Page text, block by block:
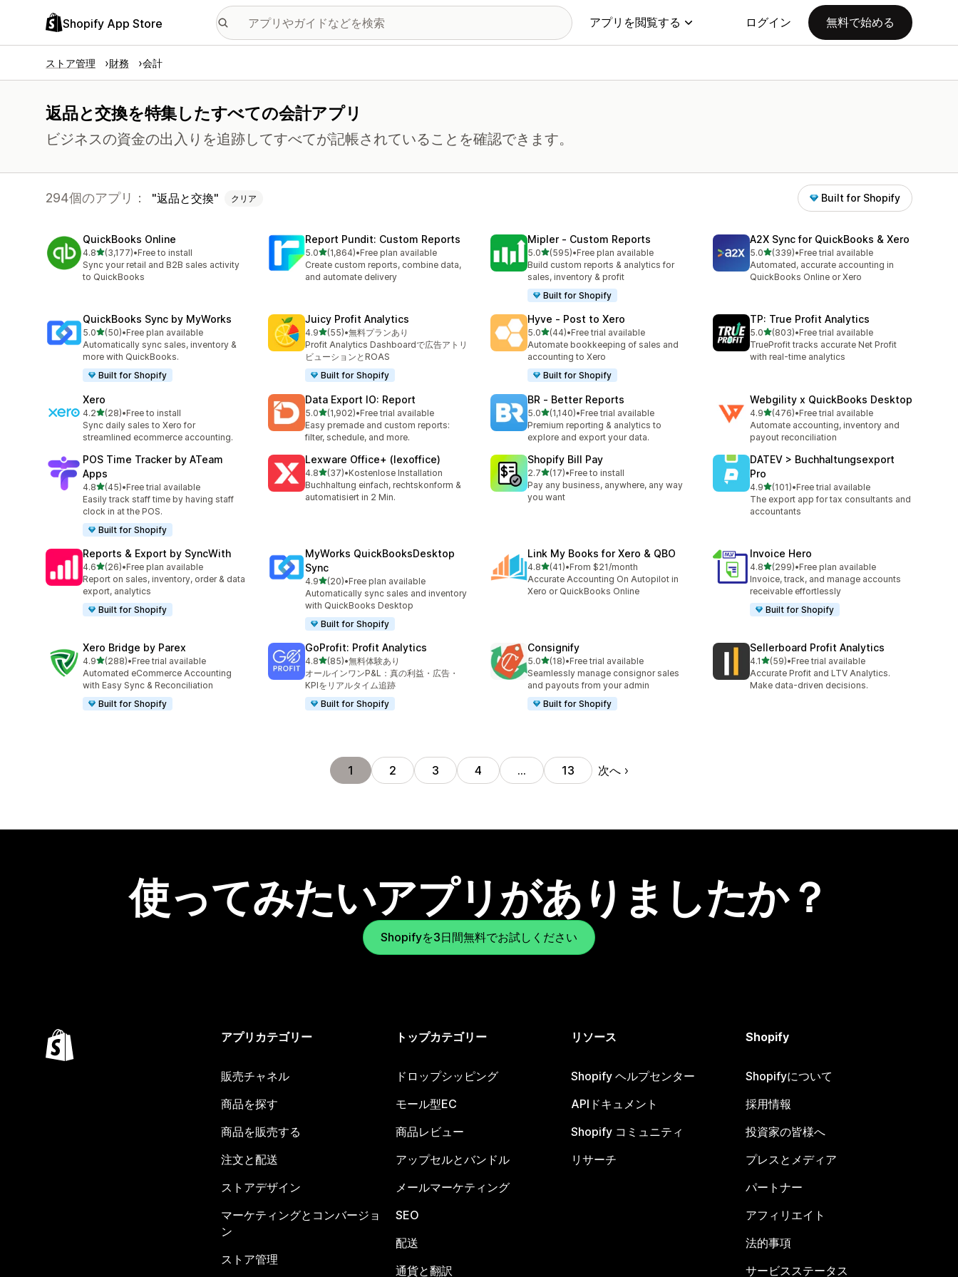
Shopify App Store アプリを閲覧する ログイン 無料で始める
ストア管理 財務 会計
返品と交換を特集したすべての会計アプリ
ビジネスの資金の出入りを追跡してすべてが記帳されていることを確認できます。
294個のアプリ： 返品と交換 クリア Built for Shopify
QuickBooks Online
4.85つ星中
(3,177)
合計レビュー数：3177件
•Free to install
Sync your retail and B2B sales activity
to QuickBooks
Report Pundit: Custom Reports
5.05つ星中
(1,864)
合計レビュー数：1864件
•Free plan available
Create custom reports, combine data,
and automate delivery
Mipler ‑ Custom Reports
5.05つ星中
(595)
合計レビュー数：595件
•Free plan available
Build custom reports & analytics for
sales, inventory & profit
Built for Shopify
A2X Sync for QuickBooks & Xero
5.05つ星中
(339)
合計レビュー数：339件
•Free trial available
Automated, accurate accounting in
QuickBooks Online or Xero
QuickBooks Sync by MyWorks
5.05つ星中
(50)
合計レビュー数：50件
•Free plan available
Automatically sync sales, inventory &
more with QuickBooks.
Built for Shopify
Juicy Profit Analytics
4.95つ星中
(55)
合計レビュー数：55件
•無料プランあり
Profit Analytics Dashboardで広告アトリ
ビューションとROAS
Built for Shopify
Hyve ‑ Post to Xero
5.05つ星中
(44)
合計レビュー数：44件
•Free trial available
Automate bookkeeping of sales and
accounting to Xero
Built for Shopify
TP: True Profit Analytics
5.05つ星中
(803)
合計レビュー数：803件
•Free trial available
TrueProfit tracks accurate Net Profit
with real-time analytics
Xero
4.25つ星中
(28)
合計レビュー数：28件
•Free to install
Sync daily sales to Xero for
streamlined ecommerce accounting.
Data Export IO: Report
5.05つ星中
(1,902)
合計レビュー数：1902件
•Free trial available
Easy premade and custom reports:
filter, schedule, and more.
BR ‑ Better Reports
5.05つ星中
(1,140)
合計レビュー数：1140件
•Free trial available
Premium reporting & analytics to
explore and export your data.
Webgility x QuickBooks Desktop
4.95つ星中
(476)
合計レビュー数：476件
•Free trial available
Automate accounting, inventory and
payout reconciliation
POS Time Tracker by ATeam
Apps
4.85つ星中
(45)
合計レビュー数：45件
•Free trial available
Easily track staff time by having staff
clock in at the POS.
Built for Shopify
Lexware Office+ (lexoffice)
4.85つ星中
(37)
合計レビュー数：37件
•Kostenlose Installation
Buchhaltung einfach, rechtskonform &
automatisiert in 2 Min.
Shopify Bill Pay
2.75つ星中
(17)
合計レビュー数：17件
•Free to install
Pay any business, anywhere, any way
you want
DATEV > Buchhaltungsexport
Pro
4.95つ星中
(101)
合計レビュー数：101件
•Free trial available
The export app for tax consultants and
accountants
Reports & Export by SyncWith
4.65つ星中
(26)
合計レビュー数：26件
•Free plan available
Report on sales, inventory, order & data
export, analytics
Built for Shopify
MyWorks QuickBooksDesktop
Sync
4.95つ星中
(20)
合計レビュー数：20件
•Free plan available
Automatically sync sales and inventory
with QuickBooks Desktop
Built for Shopify
Link My Books for Xero & QBO
4.85つ星中
(41)
合計レビュー数：41件
•From $21/month
Accurate Accounting On Autopilot in
Xero or QuickBooks Online
Invoice Hero
4.85つ星中
(299)
合計レビュー数：299件
•Free plan available
Invoice, track, and manage accounts
receivable effortlessly
Built for Shopify
Xero Bridge by Parex
4.95つ星中
(288)
合計レビュー数：288件
•Free trial available
Automated eCommerce Accounting
with Easy Sync & Reconciliation
Built for Shopify
GoProfit: Profit Analytics
4.85つ星中
(85)
合計レビュー数：85件
•無料体験あり
オールインワンP&L：真の利益・広告・
KPIをリアルタイム追跡
Built for Shopify
Consignify
5.05つ星中
(18)
合計レビュー数：18件
•Free trial available
Seamlessly manage consignor sales
and payouts from your admin
Built for Shopify
Sellerboard Profit Analytics
4.15つ星中
(59)
合計レビュー数：59件
•Free trial available
Accurate Profit and LTV Analytics.
Make data-driven decisions.
1 2 3 4 … 13 次へ
使ってみたいアプリがありましたか？
Shopifyを3日間無料でお試しください
アプリカテゴリー
販売チャネル
商品を探す
商品を販売する
注文と配送
ストアデザイン
マーケティングとコンバージョ
ン
ストア管理
トップカテゴリー
ドロップシッピング
モール型EC
商品レビュー
アップセルとバンドル
メールマーケティング
SEO
配送
通貨と翻訳
リソース
Shopify ヘルプセンター
APIドキュメント
Shopify コミュニティ
リサーチ
Shopify
Shopifyについて
採用情報
投資家の皆様へ
プレスとメディア
パートナー
アフィリエイト
法的事項
サービスステータス